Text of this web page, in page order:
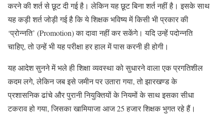
करने की शर्त से छूट दी गई है। लेकिन यह छूट बिना शर्त नहीं है। इसके साथ
यह कड़ी शर्त जोड़ी गई है कि ये शिक्षक भविष्य में किसी भी प्रकार की
‘प्रोन्नति’ (Promotion) का दावा नहीं कर सकेंगे। यदि उन्हें पदोन्नति
चाहिए, तो उन्हें भी यह परीक्षा हर हाल में पास करनी ही होगी।
यह आदेश सुनने में भले ही शिक्षा व्यवस्था को सुधारने वाला एक प्रगतिशील
कदम लगे, लेकिन जब इसे जमीन पर उतारा गया, तो झारखण्ड के
प्रशासनिक ढांचे और पुरानी नियुक्तियों के नियमों के साथ इसका सीधा
टकराव हो गया, जिसका खामियाजा आज 25 हजार शिक्षक भुगत रहे हैं।